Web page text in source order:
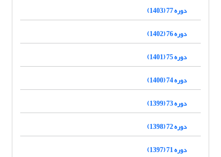
دوره 77 (1403)
دوره 76 (1402)
دوره 75 (1401)
دوره 74 (1400)
دوره 73 (1399)
دوره 72 (1398)
دوره 71 (1397)